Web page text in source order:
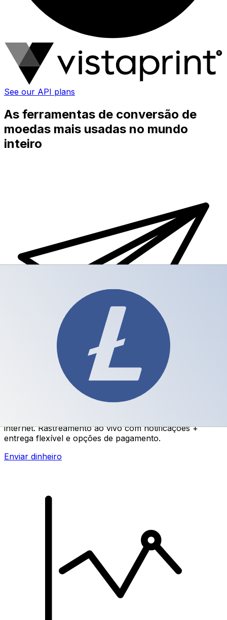
See our API plans
As ferramentas de conversão de
moedas mais usadas no mundo
inteiro
Transferência internacional de dinheiro Xe
internet. Rastreamento ao vivo com notificações +
entrega flexível e opções de pagamento.
Enviar dinheiro